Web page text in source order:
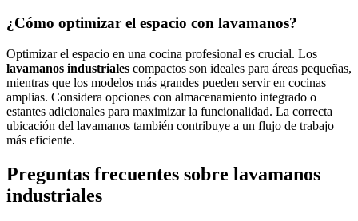
¿Cómo optimizar el espacio con lavamanos?
Optimizar el espacio en una cocina profesional es crucial. Los
lavamanos industriales compactos son ideales para áreas pequeñas,
mientras que los modelos más grandes pueden servir en cocinas
amplias. Considera opciones con almacenamiento integrado o
estantes adicionales para maximizar la funcionalidad. La correcta
ubicación del lavamanos también contribuye a un flujo de trabajo
más eficiente.
Preguntas frecuentes sobre lavamanos
industriales